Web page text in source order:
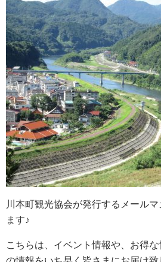
川本町観光協会が発行するメール
ます♪
こちらは、イベント情報や、お得